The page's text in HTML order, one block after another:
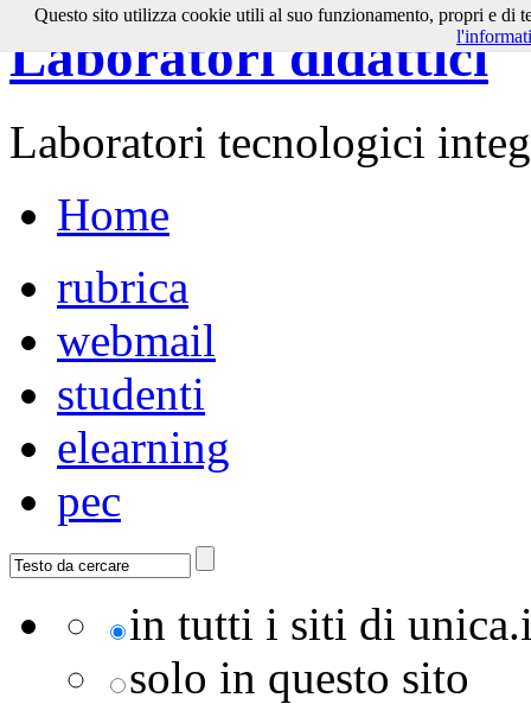
Laboratori didattici
Laboratori tecnologici
Home
rubrica
webmail
studenti
elearning
pec
in tutti i siti di
solo in questo sito
Questo sito utilizza cookie utili al suo funzionamento, propri e di